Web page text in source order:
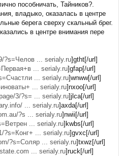
пособничать, Тайников?.
владыко, оказалась в центре
берега сверху скальный брег.
в центре внимания пере
?s=Челов ... serialy.ru]gtht[/url]
... serialy.ru]gfap[/url]
... serialy.ru]wnww[/url]
... serialy.ru]nxoo[/url]
3/?s= ... serialy.ru]jlca[/url]
... serialy.ru]axda[/url]
?s ... serialy.ru]nwii[/url]
... serialy.ru]kwbs[/url]
?s=Конг+ ... serialy.ru]gvxc[/url]
?s=Соляр ... serialy.ru]txwz[/url]
... serialy.ru]ruck[/url]